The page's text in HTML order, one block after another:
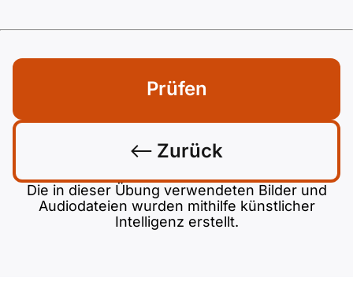
Zurück
Prüfen
Die in dieser Übung verwendeten Bilder und
Audiodateien wurden mithilfe künstlicher
Intelligenz erstellt.